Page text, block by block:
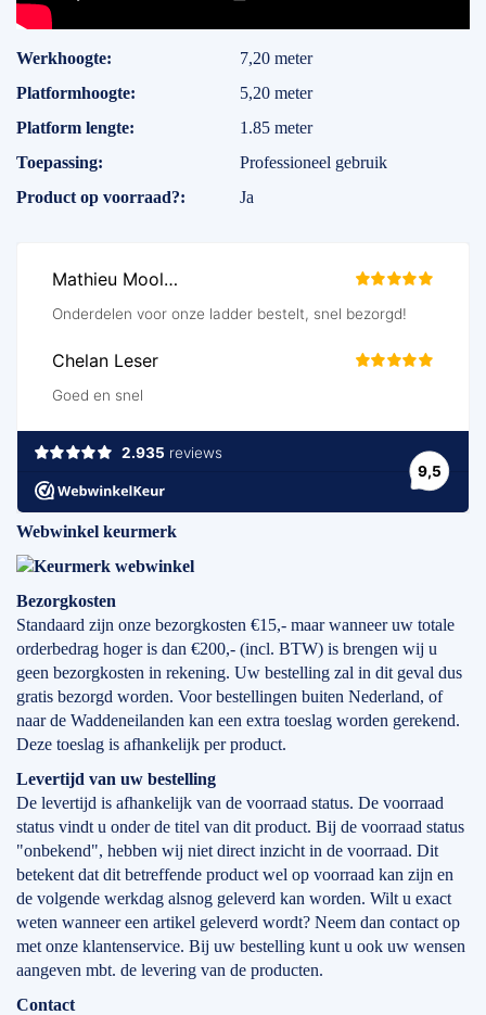
Specificaties
Werkhoogte
7,20 meter
Platformhoogte
5,20 meter
Platform lengte
1.85 meter
Toepassing
Professioneel gebruik
Product op voorraad?
Ja
Webwinkel keurmerk
Bezorgkosten
Standaard zijn onze bezorgkosten €15,- maar wanneer uw totale
orderbedrag hoger is dan €200,- (incl. BTW) is brengen wij u
geen bezorgkosten in rekening. Uw bestelling zal in dit geval dus
gratis bezorgd worden. Voor bestellingen buiten Nederland, of
naar de Waddeneilanden kan een extra toeslag worden gerekend.
Deze toeslag is afhankelijk per product.
Levertijd van uw bestelling
De levertijd is afhankelijk van de voorraad status. De voorraad
status vindt u onder de titel van dit product. Bij de voorraad status
"onbekend", hebben wij niet direct inzicht in de voorraad. Dit
betekent dat dit betreffende product wel op voorraad kan zijn en
de volgende werkdag alsnog geleverd kan worden. Wilt u exact
weten wanneer een artikel geleverd wordt? Neem dan contact op
met onze klantenservice. Bij uw bestelling kunt u ook uw wensen
aangeven mbt. de levering van de producten.
Contact